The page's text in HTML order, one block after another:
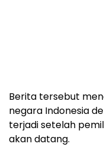
Berita tersebut
negara Indonesia
terjadi setelah
akan datang.